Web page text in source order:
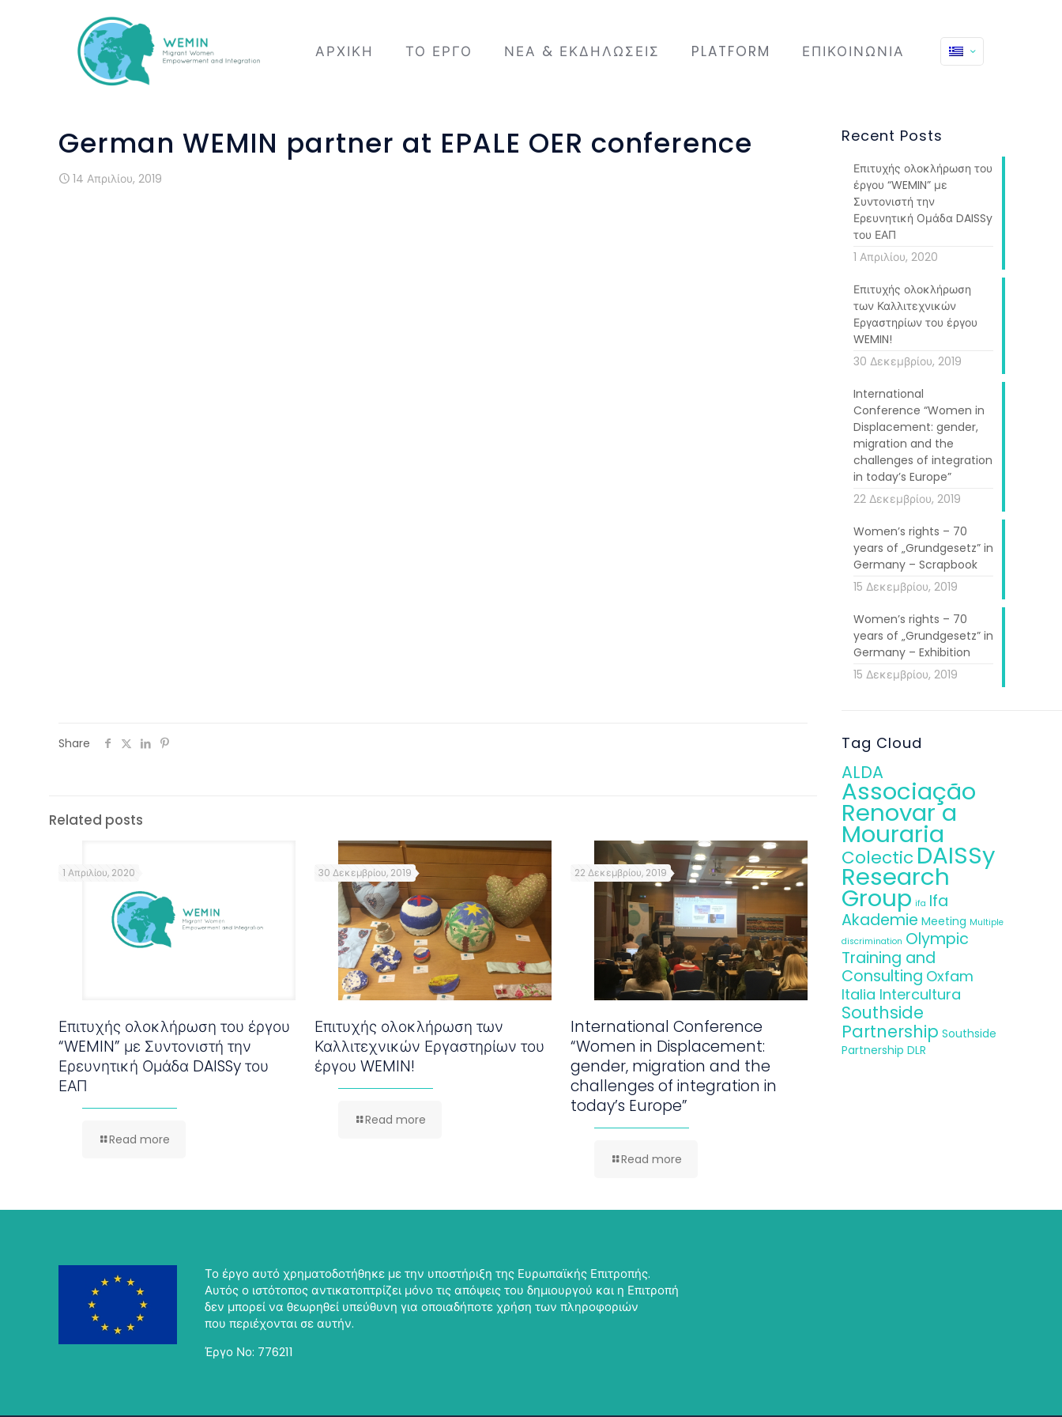
ΑΡΧΙΚΉ ΤΟ ΈΡΓΟ ΝΈΑ & ΕΚΔΗΛΏΣΕΙΣ PLATFORM ΕΠΙΚΟΙΝΩΝΊΑ
German WEMIN partner at EPALE OER conference
14 Απριλίου, 2019
Share
Related posts
1 Απριλίου, 2020
Επιτυχής ολοκλήρωση του έργου
“WEMIN” με Συντονιστή την
Ερευνητική Ομάδα DAISSy του
ΕΑΠ
Read more
30 Δεκεμβρίου, 2019
Επιτυχής ολοκλήρωση των
Καλλιτεχνικών Εργαστηρίων του
έργου WEMIN!
Read more
22 Δεκεμβρίου, 2019
International Conference
“Women in Displacement:
gender, migration and the
challenges of integration in
today’s Europe”
Read more
Recent Posts
Επιτυχής ολοκλήρωση του
έργου “WEMIN” με
Συντονιστή την
Ερευνητική Ομάδα DAISSy
του ΕΑΠ
1 Απριλίου, 2020
Επιτυχής ολοκλήρωση
των Καλλιτεχνικών
Εργαστηρίων του έργου
WEMIN!
30 Δεκεμβρίου, 2019
International
Conference “Women in
Displacement: gender,
migration and the
challenges of integration
in today’s Europe”
22 Δεκεμβρίου, 2019
Women’s rights – 70
years of „Grundgesetz” in
Germany – Scrapbook
15 Δεκεμβρίου, 2019
Women’s rights – 70
years of „Grundgesetz” in
Germany – Exhibition
15 Δεκεμβρίου, 2019
Tag Cloud
ALDA
Associação
Renovar a
Mouraria
Colectic DAISSy
Research
Group ifa Ifa
Akademie Meeting Multiple
discrimination Olympic
Training and
Consulting Oxfam
Italia Intercultura
Southside
Partnership Southside
Partnership DLR
Το έργο αυτό χρηματοδοτήθηκε με την υποστήριξη της Ευρωπαϊκής Επιτροπής.
Αυτός ο ιστότοπος αντικατοπτρίζει μόνο τις απόψεις του δημιουργού και η Επιτροπή
δεν μπορεί να θεωρηθεί υπεύθυνη για οποιαδήποτε χρήση των πληροφοριών
που περιέχονται σε αυτήν.
Έργο Νο: 776211